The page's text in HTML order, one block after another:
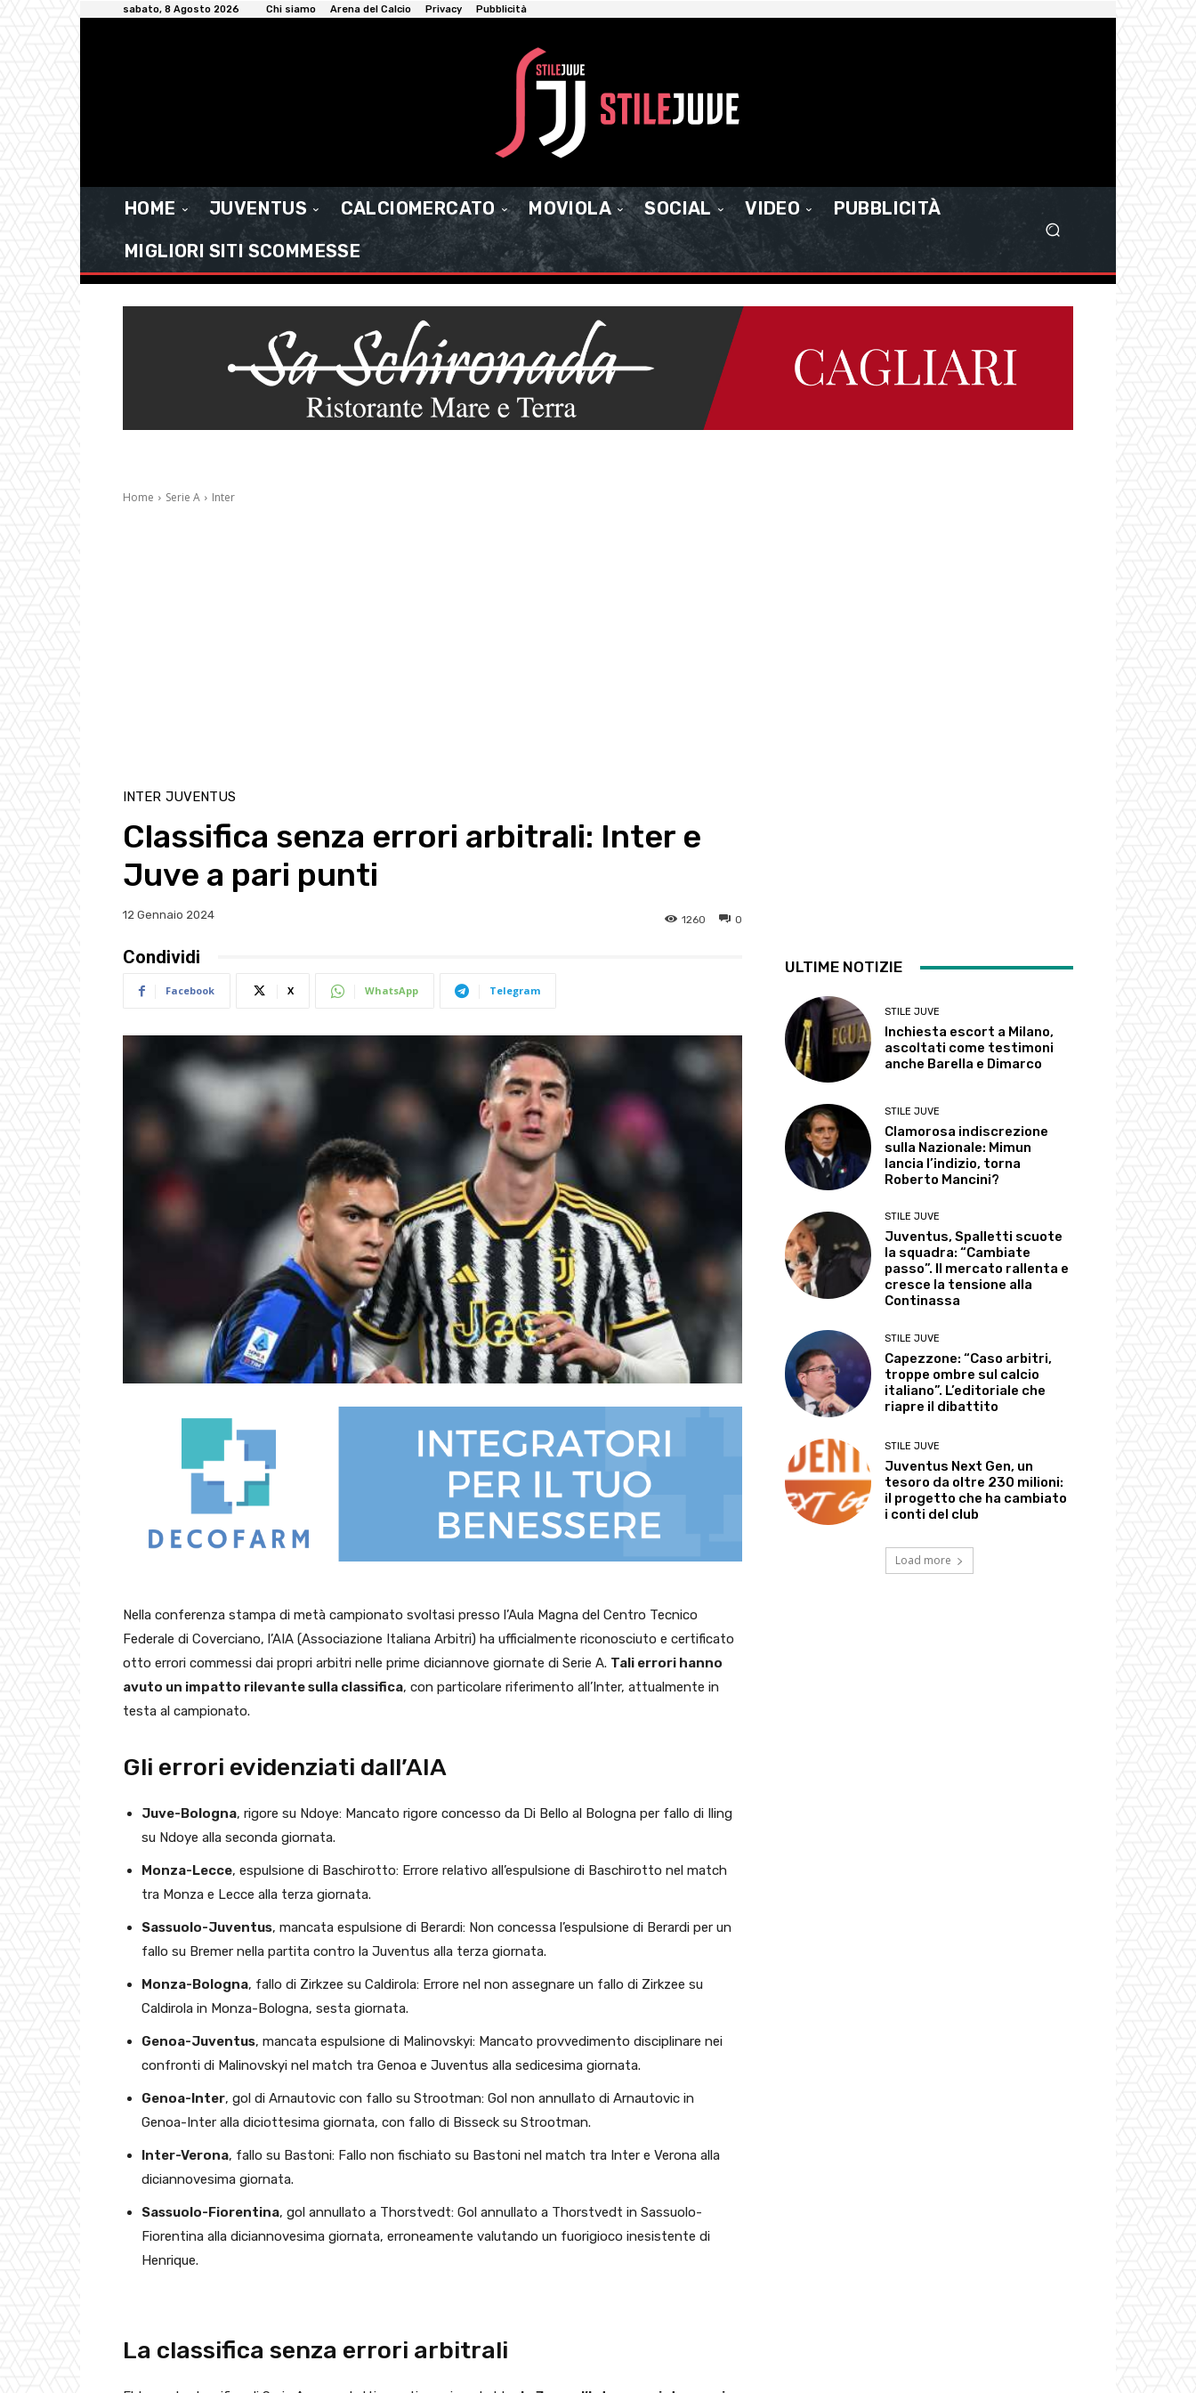
sabato, 8 Agosto 2026 Chi siamo Arena del Calcio Privacy Pubblicità
HOME JUVENTUS CALCIOMERCATO MOVIOLA SOCIAL VIDEO
PUBBLICITÀ
MIGLIORI SITI SCOMMESSE
Home Serie A Inter
INTER JUVENTUS
Classifica senza errori arbitrali: Inter e
Juve a pari punti
12 Gennaio 2024 0
1260
Condividi
Facebook X WhatsApp Telegram
Nella conferenza stampa di metà campionato svoltasi presso l’Aula Magna del Centro Tecnico
Federale di Coverciano, l’AIA (Associazione Italiana Arbitri) ha ufficialmente riconosciuto e certificato
otto errori commessi dai propri arbitri nelle prime diciannove giornate di Serie A. Tali errori hanno
avuto un impatto rilevante sulla classifica, con particolare riferimento all’Inter, attualmente in
testa al campionato.
Gli errori evidenziati dall’AIA
Juve-Bologna, rigore su Ndoye: Mancato rigore concesso da Di Bello al Bologna per fallo di Iling
su Ndoye alla seconda giornata.
Monza-Lecce, espulsione di Baschirotto: Errore relativo all’espulsione di Baschirotto nel match
tra Monza e Lecce alla terza giornata.
Sassuolo-Juventus, mancata espulsione di Berardi: Non concessa l’espulsione di Berardi per un
fallo su Bremer nella partita contro la Juventus alla terza giornata.
Monza-Bologna, fallo di Zirkzee su Caldirola: Errore nel non assegnare un fallo di Zirkzee su
Caldirola in Monza-Bologna, sesta giornata.
Genoa-Juventus, mancata espulsione di Malinovskyi: Mancato provvedimento disciplinare nei
confronti di Malinovskyi nel match tra Genoa e Juventus alla sedicesima giornata.
Genoa-Inter, gol di Arnautovic con fallo su Strootman: Gol non annullato di Arnautovic in
Genoa-Inter alla diciottesima giornata, con fallo di Bisseck su Strootman.
Inter-Verona, fallo su Bastoni: Fallo non fischiato su Bastoni nel match tra Inter e Verona alla
diciannovesima giornata.
Sassuolo-Fiorentina, gol annullato a Thorstvedt: Gol annullato a Thorstvedt in Sassuolo-
Fiorentina alla diciannovesima giornata, erroneamente valutando un fuorigioco inesistente di
Henrique.
La classifica senza errori arbitrali
ULTIME NOTIZIE
STILE JUVE
Inchiesta escort a Milano,
ascoltati come testimoni
anche Barella e Dimarco
STILE JUVE
Clamorosa indiscrezione
sulla Nazionale: Mimun
lancia l’indizio, torna
Roberto Mancini?
STILE JUVE
Juventus, Spalletti scuote
la squadra: “Cambiate
passo”. Il mercato rallenta e
cresce la tensione alla
Continassa
STILE JUVE
Capezzone: “Caso arbitri,
troppe ombre sul calcio
italiano”. L’editoriale che
riapre il dibattito
STILE JUVE
Juventus Next Gen, un
tesoro da oltre 230 milioni:
il progetto che ha cambiato
i conti del club
Load more